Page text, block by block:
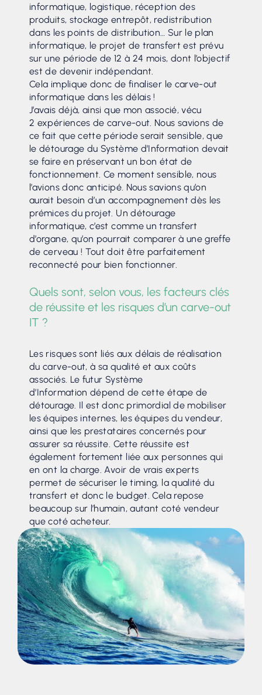
informatique, logistique, réception des
produits, stockage entrepôt, redistribution
dans les points de distribution… Sur le plan
informatique, le projet de transfert est prévu
sur une période de 12 à 24 mois, dont l’objectif
est de devenir indépendant.
Cela implique donc de finaliser le carve-out
informatique dans les délais !
J’avais déjà, ainsi que mon associé, vécu
2 expériences de carve-out. Nous savions de
ce fait que cette période serait sensible, que
le détourage du Système d’Information devait
se faire en préservant un bon état de
fonctionnement. Ce moment sensible, nous
l’avions donc anticipé. Nous savions qu’on
aurait besoin d’un accompagnement dès les
prémices du projet. Un détourage
informatique, c’est comme un transfert
d’organe, qu’on pourrait comparer à une greffe
de cerveau ! Tout doit être parfaitement
reconnecté pour bien fonctionner.
Quels sont, selon vous, les facteurs clés
de réussite et les risques d’un carve-out
IT ?
Les risques sont liés aux délais de réalisation
du carve-out, à sa qualité et aux coûts
associés. Le futur Système
d’Information dépend de cette étape de
détourage. Il est donc primordial de mobiliser
les équipes internes, les équipes du vendeur,
ainsi que les prestataires concernés pour
assurer sa réussite. Cette réussite est
également fortement liée aux personnes qui
en ont la charge. Avoir de vrais experts
permet de sécuriser le timing, la qualité du
transfert et donc le budget. Cela repose
beaucoup sur l’humain, autant coté vendeur
que coté acheteur.